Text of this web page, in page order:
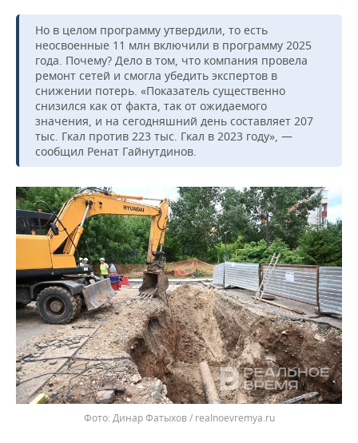
Но в целом программу утвердили, то есть
неосвоенные 11 млн включили в программу 2025
года. Почему? Дело в том, что компания провела
ремонт сетей и смогла убедить экспертов в
снижении потерь. «Показатель существенно
снизился как от факта, так от ожидаемого
значения, и на сегодняшний день составляет 207
тыс. Гкал против 223 тыс. Гкал в 2023 году», —
сообщил Ренат Гайнутдинов.
Динар Фатыхов / realnoevremya.ru